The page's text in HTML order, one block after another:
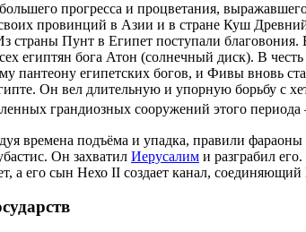
прогресса и процветания,
провинций в Азии и в стране Куш
страны Пунт в Египет поступали благовония.
египтян бога Атон (солнечный диск). В
пантеону египетских богов, и Фивы вновь
Он вел длительную и упорную борьбу с
грандиозных сооружений этого
времена подъёма и упадка, правили
. Он захватил Иерусалим и разграбил
а его сын Нехо II создает канал,